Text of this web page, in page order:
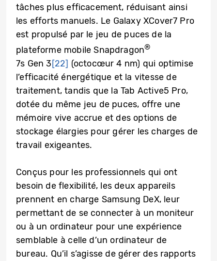
tâches plus efficacement, réduisant ainsi
les efforts manuels. Le Galaxy XCover7 Pro
est propulsé par le jeu de puces de la
plateforme mobile Snapdragon®
7s Gen 3[22] (octocœur 4 nm) qui optimise
l’efficacité énergétique et la vitesse de
traitement, tandis que la Tab Active5 Pro,
dotée du même jeu de puces, offre une
mémoire vive accrue et des options de
stockage élargies pour gérer les charges de
travail exigeantes.
Conçus pour les professionnels qui ont
besoin de flexibilité, les deux appareils
prennent en charge Samsung DeX, leur
permettant de se connecter à un moniteur
ou à un ordinateur pour une expérience
semblable à celle d’un ordinateur de
bureau. Qu’il s’agisse de gérer des rapports